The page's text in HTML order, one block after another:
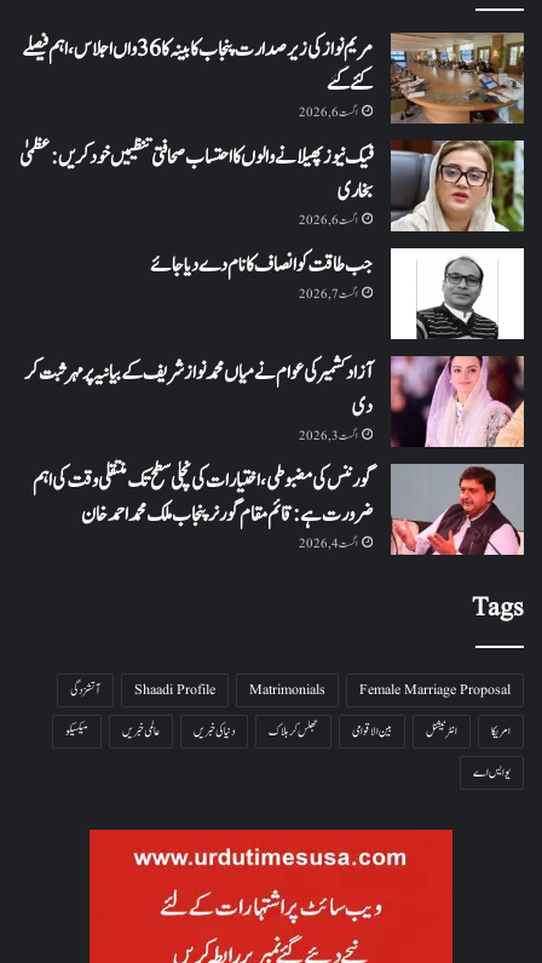
مریم نواز کی زیر صدارت پنجاب کابینہ کا 36واں اجلاس،اہم فیصلے
کئے گئے
اگست 6, 2026
فیک نیوز پھیلانے والوں کا احتساب صحافتی تنظیمیں خود کریں: عظمیٰ
بخاری
اگست 6, 2026
جب طاقت کو انصاف کا نام دے دیا جائے
اگست 7, 2026
آزاد کشمیر کی عوام نے میاں محمد نواز شریف کے بیانیہ پر مہر ثبت کر
دی
اگست 3, 2026
گورننس کی مضبوطی، اختیارات کی نچلی سطح تک منتقلی وقت کی اہم
ضرورت ہے: قائم مقام گورنر پنجاب ملک محمد احمد خان
اگست 4, 2026
Tags
Female Marriage Proposal
Matrimonials
Shaadi Profile
آتشزدگی
امریکا
انٹرنیشنل بین الاقوامی جھلس کر ہلاک دنیا کی خبریں عالمی خبریں
میکسیکو
یو ایس اے